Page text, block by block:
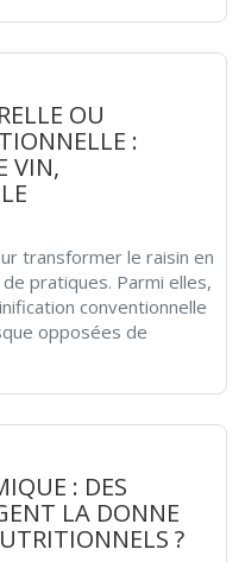
OU
:
VIN,
transformer le raisin en
pratiques. Parmi elles,
conventionnelle
opposées de
: DES
LA DONNE
?